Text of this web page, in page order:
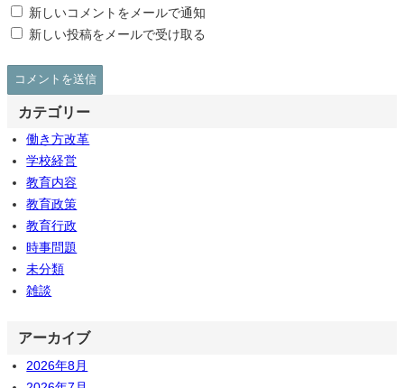
新しいコメントをメールで通知
新しい投稿をメールで受け取る
カテゴリー
働き方改革
学校経営
教育内容
教育政策
教育行政
時事問題
未分類
雑談
アーカイブ
2026年8月